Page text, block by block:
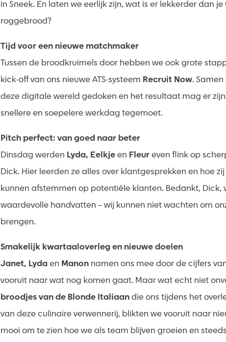
in Sneek. En laten we eerlijk zijn, wat is er lekkerder dan
roggebrood?
Tijd voor een nieuwe matchmaker
Tussen de broodkruimels door hebben we ook grote
kick-off van ons nieuwe ATS-systeem Recruit Now. Samen
deze digitale wereld gedoken en het resultaat mag er
snellere en soepelere werkdag tegemoet.
Pitch perfect: van goed naar beter
Dinsdag werden Lyda, Eelkje en Fleureven flink op
Dick. Hier leerden ze alles over klantgesprekken en hoe
kunnen afstemmen op potentiële klanten. Bedankt, Dick,
waardevolle handvatten – wij kunnen niet wachten om
brengen.
Smakelijk kwartaaloverleg en nieuwe doelen
Janet, Lyda en Manonnamen ons mee door de cijfers
vooruit naar wat nog komen gaat. Maar wat echt niet
broodjes van de Blonde Italiaandie ons tijdens het
van deze culinaire verwennerij, blikten we vooruit naar
mooi om te zien hoe we als team blijven groeien en